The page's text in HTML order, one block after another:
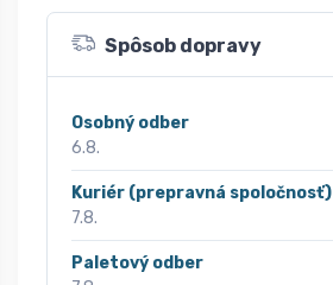
Spôsob dopravy
Osobný odber
6.8.
Kuriér (prepravná spoločnosť)
7.8.
Paletový odber